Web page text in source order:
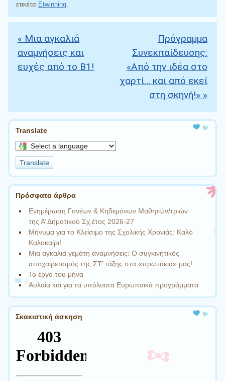
ετικέτα Etwinning.
Πλοήγηση άρθρων
« Μια αγκαλιά
αναμνήσεις και
ευχές από το Β1!
Πρόγραμμα
Συνεκπαίδευσης:
«Από την ιδέα στο
χαρτί… και από εκεί
στη σκηνή!» »
Translate
Select
a
language
to
translate
this
page
Translate
Πρόσφατα άρθρα
Ενημέρωση Γονέων & Κηδεμόνων Μαθητών/τριών
της Α’ Δημοτικού Σχ.έτος 2026-27
Μήνυμα για το Κλείσιμο της Σχολικής Χρονιάς: Καλό
Καλοκαίρι!
Μια αγκαλιά γεμάτη αναμνήσεις: Ο συγκινητικός
αποχαιρετισμός της ΣΤ’ τάξης στα «πρωτάκια» μας!
Το έργο του μήνα
Αυλαία και για τα υπόλοιπα Eυρωπαϊκά προγράμματα
Σκακιστική άσκηση